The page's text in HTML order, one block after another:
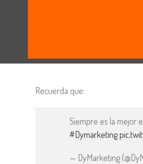
Recuerda que:
Siempre es la mejor
#Dymarketing
— DyMarketing